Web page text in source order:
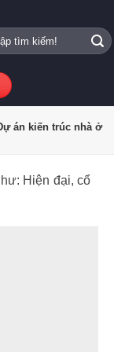
án kiến trúc nhà ở
Hiện đại, cổ